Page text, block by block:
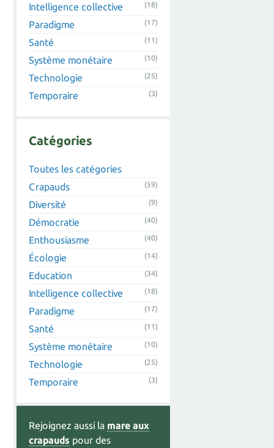
Intelligence collective (18)
Paradigme (17)
Santé (11)
Système monétaire (10)
Technologie (25)
Temporaire (3)
Catégories
Toutes les catégories
Crapauds
(59)
Diversité (9)
Démocratie (40)
Enthousiasme (40)
Écologie (14)
Education (34)
Intelligence collective (18)
Paradigme (17)
Santé (11)
Système monétaire (10)
Technologie (25)
Temporaire (3)
Rejoignez aussi la mare aux
crapauds pour des